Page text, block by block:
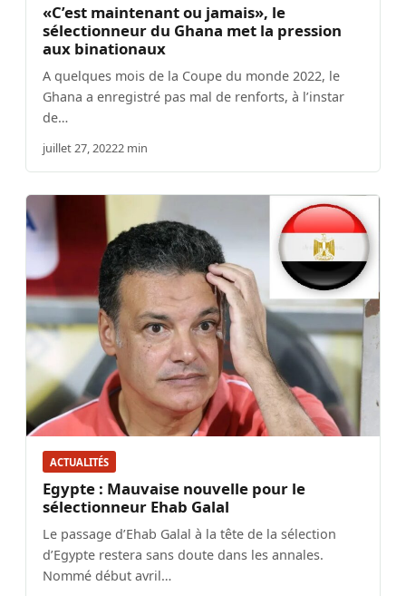
«C’est maintenant ou jamais», le
sélectionneur du Ghana met la pression
aux binationaux
A quelques mois de la Coupe du monde 2022, le
Ghana a enregistré pas mal de renforts, à l’instar
de…
juillet 27, 20222 min
ACTUALITÉS
Egypte : Mauvaise nouvelle pour le
sélectionneur Ehab Galal
Le passage d’Ehab Galal à la tête de la sélection
d’Egypte restera sans doute dans les annales.
Nommé début avril…